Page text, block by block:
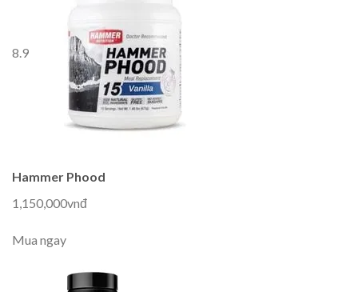
8.9
Hammer Phood
1,150,000vnđ
Mua ngay